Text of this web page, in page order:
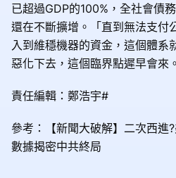
已超過GDP的100%，全社會債
還在不斷擴增。「直到無法支付
入到維穩機器的資金，這個體系
惡化下去，這個臨界點遲早會來
責任編輯：鄭浩宇#
參考：【新聞大破解】二次西進
數據揭密中共終局